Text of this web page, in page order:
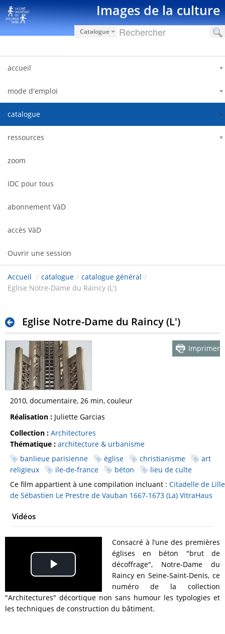
Saut au contenu Images de la culture
Catalogue
accueil
mode d'emploi
catalogue
ressources
zoom
IDC pour tous
abonnement VàD
accès VàD
Ouvrir une session
Accueil / catalogue / catalogue général /
Eglise Notre-Dame du Raincy (L')
Eglise Notre-Dame du Raincy (L')
Imprimer
2010, documentaire, 26 min, couleur
Réalisation : Juliette Garcias
Collection : Architectures
Thématique : architecture & urbanisme
banlieue parisienne
église christianisme
art
religieux
ile-de-france béton
lieu de culte
Ce film appartient à une compilation incluant : Citadelle de Lille
de Sébastien Le Prestre de Vauban 1667-1673 (La) VitraHaus
Vidéos
Play
Video
Consacré à l’une des premières
églises en béton "brut de
décoffrage", Notre-Dame du
Raincy en Seine-Saint-Denis, ce
numéro de la collection
"Architectures" décortique non sans humour les typologies et
les techniques de construction du bâtiment.